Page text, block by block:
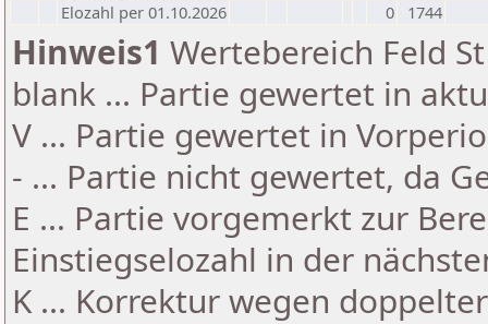
Elozahl per 01.10.2026
0 1744
Hinweis1 Wertebereich Feld
blank ... Partie gewertet in
V ... Partie gewertet in
- ... Partie nicht gewertet, da
E ... Partie vorgemerkt zur
Einstiegselozahl in der
K ... Korrektur wegen